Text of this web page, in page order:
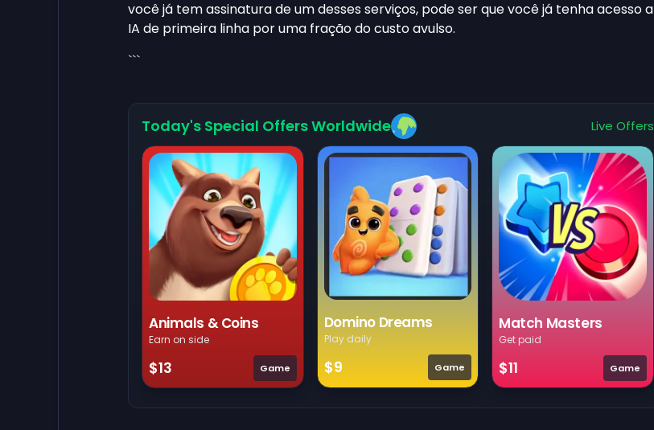
você já tem assinatura de um desses serviços, pode ser que você já tenha acesso a
IA de primeira linha por uma fração do custo avulso.
```
Today's Special Offers Worldwide Live Offers
Animals & Coins
Earn on side
$13 Game
Domino Dreams
Play daily
$9 Game
Match Masters
Get paid
$11 Game